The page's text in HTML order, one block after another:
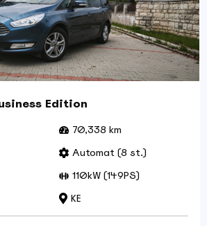
Edition
70,338 km
Automat (8 st.)
110kW (149PS)
KE